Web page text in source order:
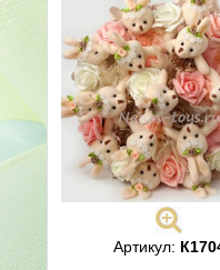
Артикул: